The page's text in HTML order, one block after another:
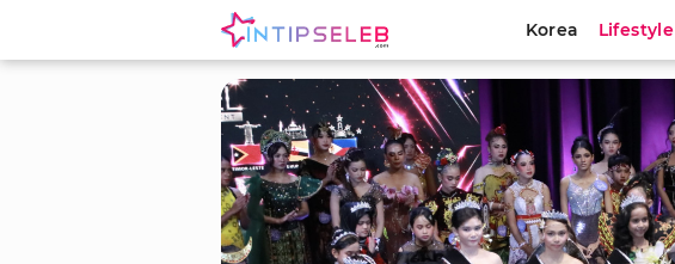
Korea Lifestyle